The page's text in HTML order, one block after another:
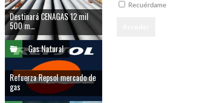
Recuérdame
Destinará CENAGAS 12 mil
500 m...
Gas Natural
Refuerza Repsol mercado de
gas